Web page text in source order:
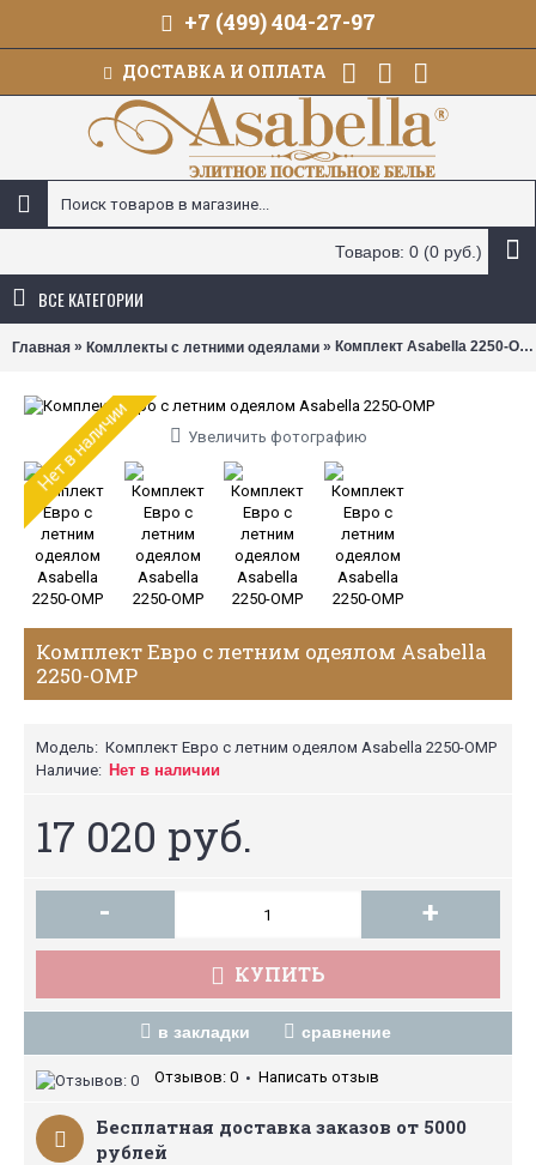
+7 (499) 404-27-97
ДОСТАВКА И ОПЛАТА
Товаров: 0 (0 руб.)
ВСЕ КАТЕГОРИИ
Главная » Комллекты с летними одеялами » Комплект Asabella 2250-OMP с летним одеялом Евро
Нет в наличии Увеличить фотографию
Комплект Евро с летним одеялом Asabella
2250-OMP
Модель: Комплект Евро с летним одеялом Asabella 2250-OMP
Наличие: Нет в наличии
17 020 руб.
- +
КУПИТЬ
в закладки сравнение
Отзывов: 0 • Написать отзыв
Бесплатная доставка заказов от 5000
рублей